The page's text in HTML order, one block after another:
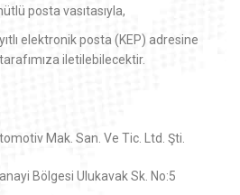
posta vasıtasıyla,
elektronik posta (KEP) adresine
iletilebilecektir.
Mak. San. Ve Tic. Ltd. Şti.
Bölgesi Ulukavak Sk. No:5